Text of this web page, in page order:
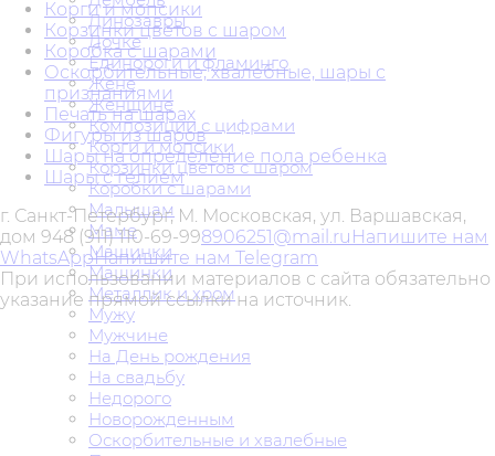
Динозавры
Дочке
Единороги и фламинго
Жене
Женщине
Композиции с цифрами
Корги и мопсики
Корзинки цветов с шаром
Коробки с шарами
Малышам
Маме
Машинки
Машинки
Металлик и хром
Мужу
Мужчине
На День рождения
На свадьбу
Недорого
Новорожденным
Оскорбительные и хвалебные
Корги и мопсики
Корзинки цветов с шаром
Коробка с шарами
Оскорбительные, хвалебные, шары с
признаниями
Печать на шарах
Фигуры из шаров
Шары на определение пола ребенка
Шары с гелием
г. Санкт-Петербург, М. Московская, ул. Варшавская,
дом 948 (911) 110-69-998906251@mail.ru Напишите нам
WhatsAppНапишите нам Telegram
При использовании материалов с сайта обязательно
указание прямой ссылки на источник.